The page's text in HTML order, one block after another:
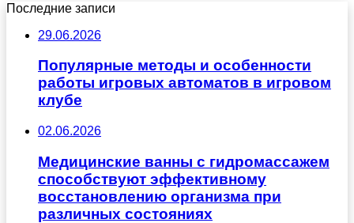
Последние записи
29.06.2026
Популярные методы и особенности
работы игровых автоматов в игровом
клубе
02.06.2026
Медицинские ванны с гидромассажем
способствуют эффективному
восстановлению организма при
различных состояниях